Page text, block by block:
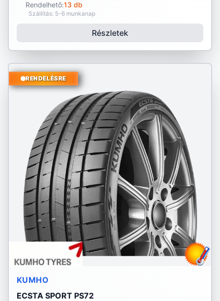
Rendelhető:13 db
Szállítás: 5-6 munkanap
Részletek
RENDELÉSRE
KUMHO
ECSTA SPORT PS72